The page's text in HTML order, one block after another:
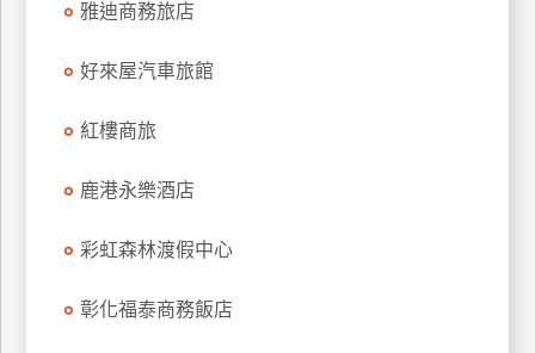
雅迪商務旅店
好來屋汽車旅館
紅樓商旅
鹿港永樂酒店
彩虹森林渡假中心
彰化福泰商務飯店